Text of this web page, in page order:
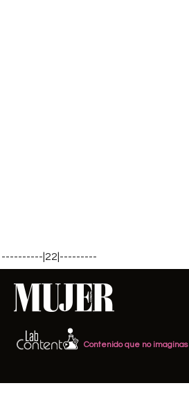
----------|22|---------
Contenido que no imaginas